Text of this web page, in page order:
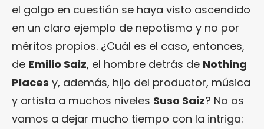
el galgo en cuestión se haya visto ascendido
en un claro ejemplo de nepotismo y no por
méritos propios. ¿Cuál es el caso, entonces,
de Emilio Saiz, el hombre detrás de Nothing
Places y, además, hijo del productor, música
y artista a muchos niveles Suso Saiz? No os
vamos a dejar mucho tiempo con la intriga: